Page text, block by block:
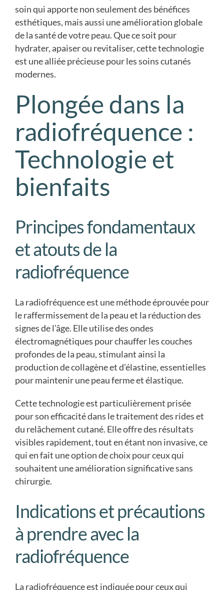
soin qui apporte non seulement des bénéfices
esthétiques, mais aussi une amélioration globale
de la santé de votre peau. Que ce soit pour
hydrater, apaiser ou revitaliser, cette technologie
est une alliée précieuse pour les soins cutanés
modernes.
Plongée dans la
radiofréquence :
Technologie et
bienfaits
Principes fondamentaux
et atouts de la
radiofréquence
La radiofréquence est une méthode éprouvée pour
le raffermissement de la peau et la réduction des
signes de l’âge. Elle utilise des ondes
électromagnétiques pour chauffer les couches
profondes de la peau, stimulant ainsi la
production de collagène et d’élastine, essentielles
pour maintenir une peau ferme et élastique.
Cette technologie est particulièrement prisée
pour son efficacité dans le traitement des rides et
du relâchement cutané. Elle offre des résultats
visibles rapidement, tout en étant non invasive, ce
qui en fait une option de choix pour ceux qui
souhaitent une amélioration significative sans
chirurgie.
Indications et précautions
à prendre avec la
radiofréquence
La radiofréquence est indiquée pour ceux qui